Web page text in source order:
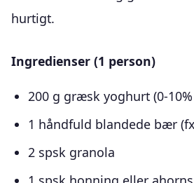
hurtigt.
Ingredienser (1 person)
200 g græsk yoghurt (0-
1 håndfuld blandede bær
2 spsk granola